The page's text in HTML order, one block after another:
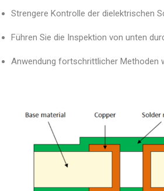
Strengere Kontrolle der dielektrischen
Führen Sie die Inspektion von unten
Anwendung fortschrittlicher Methoden